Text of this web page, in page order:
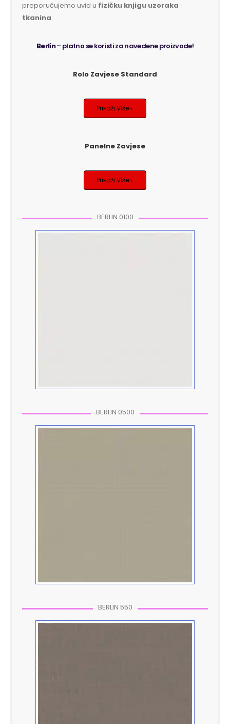
preporučujemo uvid u fizičku knjigu uzoraka
tkanina.
Berlin– platno se koristi za navedene proizvode!
Rolo Zavjese Standard
Prikaži Više+
Panelne Zavjese
Prikaži Više+
BERLIN 0100
BERLIN 0500
BERLIN 550